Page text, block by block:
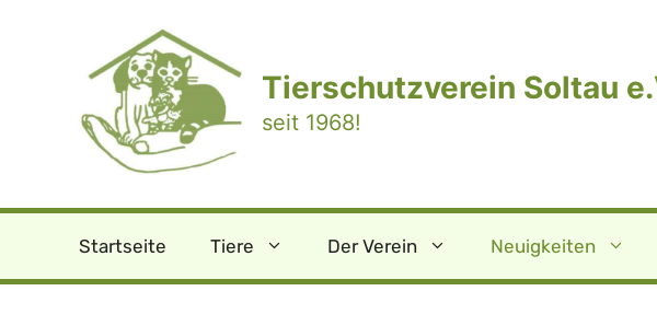
Tierschutzverein Soltau
seit 1968!
Startseite Tiere Der Verein Neuigkeiten